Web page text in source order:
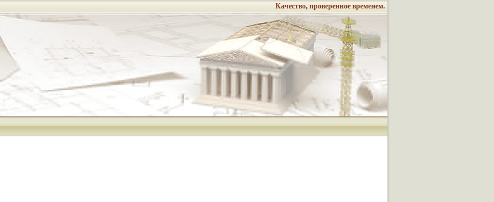
Качество, проверенное временем.